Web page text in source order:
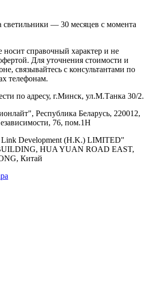
светильники — 30 месяцев с момента
справочный характер и не
Для уточнения стоимости и
связывайтесь с консультантами по
телефонам.
по адресу, г.Минск, ул.М.Танка 30/2.
Республика Беларусь, 220012,
76, пом.1Н
Link Development (H.K.) LIMITED"
HUA YUAN ROAD EAST,
Китай